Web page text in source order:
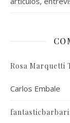
Rosa Marquetti
Carlos Embale